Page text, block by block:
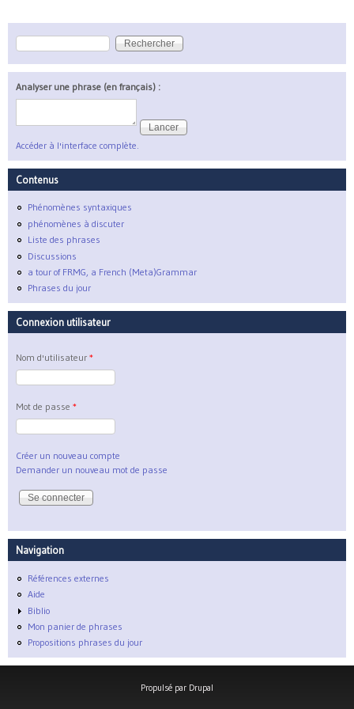
Formulaire de recherche
Rechercher
Analyser une phrase (en français) :
Accéder à l'interface complète.
Contenus
Phénomènes syntaxiques
phénomènes à discuter
Liste des phrases
Discussions
a tour of FRMG, a French (Meta)Grammar
Phrases du jour
Connexion utilisateur
Nom d'utilisateur *
Mot de passe *
Créer un nouveau compte
Demander un nouveau mot de passe
Navigation
Références externes
Aide
Biblio
Mon panier de phrases
Propositions phrases du jour
Propulsé par Drupal